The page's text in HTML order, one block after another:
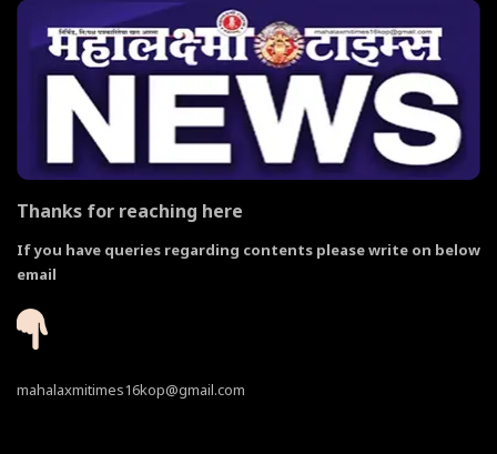
Thanks for reaching here
If you have queries regarding contents please write on below
email
mahalaxmitimes16kop@gmail.com